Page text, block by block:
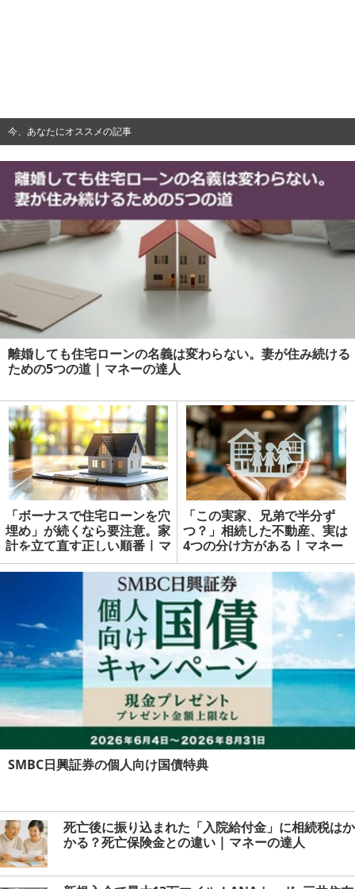
今、あなたにオススメの記事
離婚しても住宅ローンの名義は変わらない。妻が住み続ける
ための5つの道 | マネーの達人
「ボーナスで住宅ローンを穴
埋め」が続くなら要注意。家
計を立て直す正しい順番 | マ
ネーの達人
「この実家、兄弟で半分ず
つ？」相続した不動産、実は
4つの分け方がある | マネー
の達人
SMBC日興証券の個人向け国債特典
死亡後に振り込まれた「入院給付金」に相続税はか
かる？死亡保険金との違い | マネーの達人